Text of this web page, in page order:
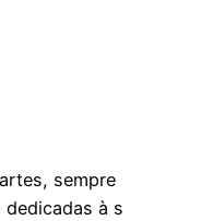
sempre
dedicadas à s